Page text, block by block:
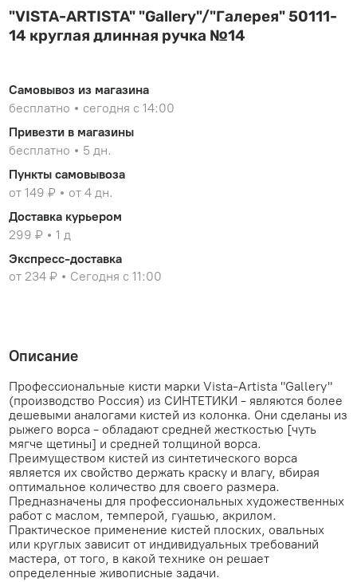
"VISTA-ARTISTA" "Gallery"/"Галерея" 50111-
14 круглая длинная ручка №14
Самовывоз из магазина
бесплатно
сегодня с 14:00
Привезти в магазины
бесплатно
5 дн.
Пункты самовывоза
от 149 ₽
от 4 дн.
Доставка курьером
299 ₽
1 д
Экспресс-доставка
от 234 ₽
Сегодня с 11:00
Описание
Профессиональные кисти марки Vista-Artista "Gallery"
(производство Россия) из СИНТЕТИКИ - являются более
дешевыми аналогами кистей из колонка. Они сделаны из
рыжего ворса - обладают средней жесткостью [чуть
мягче щетины] и средней толщиной ворса.
Преимуществом кистей из синтетического ворса
является их свойство держать краску и влагу, вбирая
оптимальное количество для своего размера.
Предназначены для профессиональных художественных
работ с маслом, темперой, гуашью, акрилом.
Практическое применение кистей плоских, овальных
или круглых зависит от индивидуальных требований
мастера, от того, в какой технике он решает
определенные живописные задачи.